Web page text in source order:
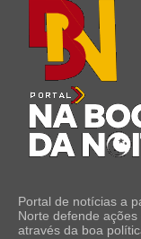
Portal de notícias a
Norte defende
através da boa